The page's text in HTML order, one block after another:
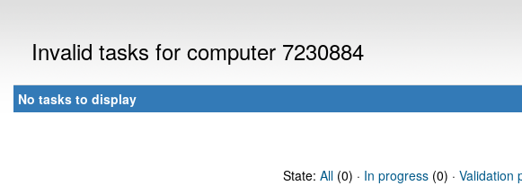
Invalid tasks for computer 7230884
No tasks to display
State: All(0) · In progress(0) · Validation